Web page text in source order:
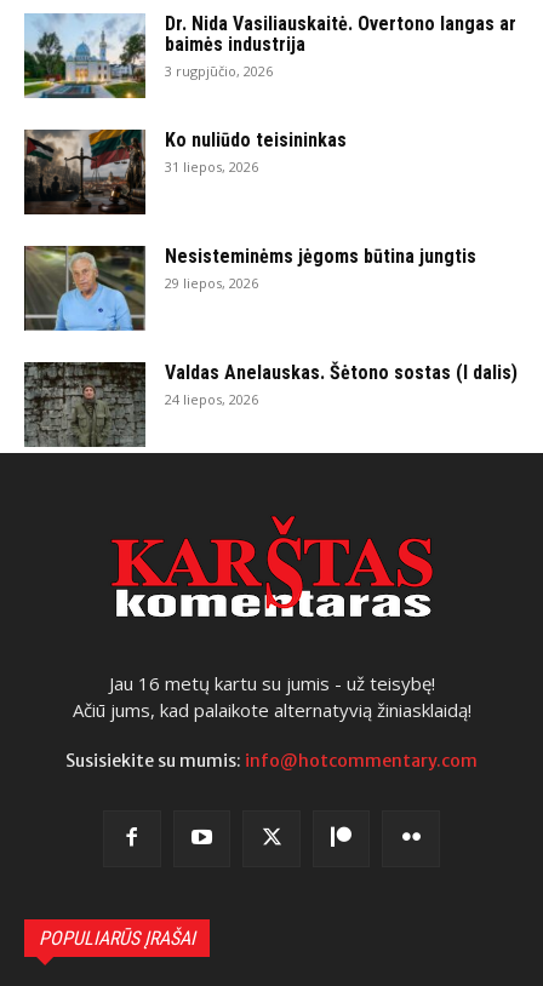
Dr. Nida Vasiliauskaitė. Overtono langas ar
baimės industrija
3 rugpjūčio, 2026
Ko nuliūdo teisininkas
31 liepos, 2026
Nesisteminėms jėgoms būtina jungtis
29 liepos, 2026
Valdas Anelauskas. Šėtono sostas (I dalis)
24 liepos, 2026
Jau 16 metų kartu su jumis - už teisybę!
Ačiū jums, kad palaikote alternatyvią žiniasklaidą!
Susisiekite su mumis: info@hotcommentary.com
POPULIARŪS ĮRAŠAI